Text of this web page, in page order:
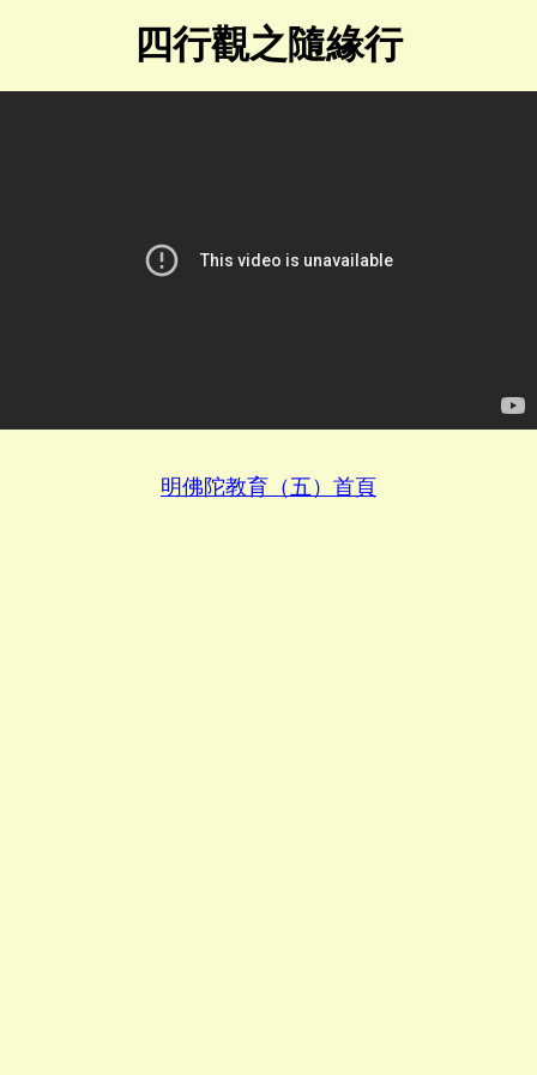
四行觀之隨緣行
明佛陀教育（五）首頁